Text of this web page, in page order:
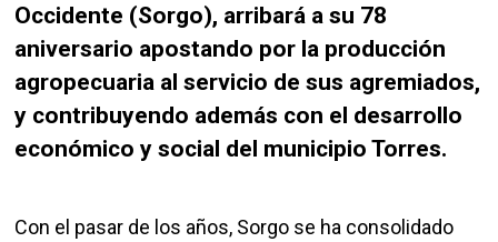
Occidente (Sorgo), arribará a su 78
aniversario apostando por la producción
agropecuaria al servicio de sus agremiados,
y contribuyendo además con el desarrollo
económico y social del municipio Torres.
Con el pasar de los años, Sorgo se ha consolidado